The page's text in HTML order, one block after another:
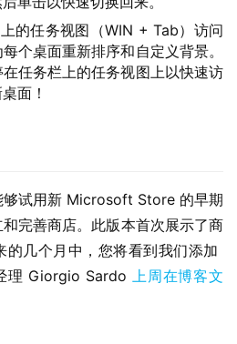
的任务视图（WIN + Tab）访问
个桌面重新排序和自定义背景。
任务栏上的任务视图上以快速访
面！
够试用新 Microsoft Store 的早期
完善商店。此版本首次展示了商
的几个月中，您将看到我们添加
理 Giorgio Sardo 上周在博客文